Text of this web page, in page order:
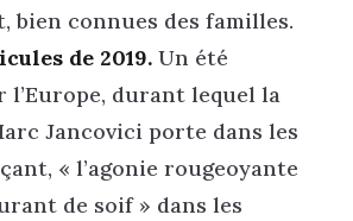
bien connues des familles.
de 2019. Un été
durant lequel la
Jancovici porte dans les
« l’agonie rougeoyante
de soif » dans les